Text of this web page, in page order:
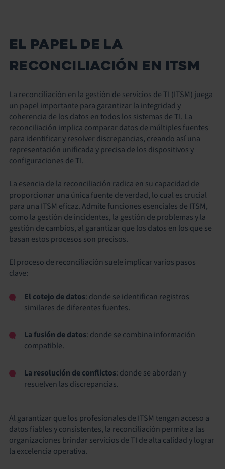
EL PAPEL DE LA
RECONCILIACIÓN EN ITSM
La reconciliación en la gestión de servicios de TI (ITSM) juega
un papel importante para garantizar la integridad y
coherencia de los datos en todos los sistemas de TI. La
reconciliación implica comparar datos de múltiples fuentes
para identificar y resolver discrepancias, creando así una
representación unificada y precisa de los dispositivos y
configuraciones de TI.
La esencia de la reconciliación radica en su capacidad de
proporcionar una única fuente de verdad, lo cual es crucial
para una ITSM eficaz. Admite funciones esenciales de ITSM,
como la gestión de incidentes, la gestión de problemas y la
gestión de cambios, al garantizar que los datos en los que se
basan estos procesos son precisos.
El proceso de reconciliación suele implicar varios pasos
clave:
El cotejo de datos: donde se identifican registros
similares de diferentes fuentes.
La fusión de datos: donde se combina información
compatible.
La resolución de conflictos: donde se abordan y
resuelven las discrepancias.
Al garantizar que los profesionales de ITSM tengan acceso a
datos fiables y consistentes, la reconciliación permite a las
organizaciones brindar servicios de TI de alta calidad y lograr
la excelencia operativa.